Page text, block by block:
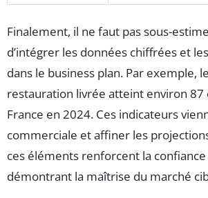
Finalement, il ne faut pas sous-
d’intégrer les données chiffrées et
dans le business plan. Par exemple,
restauration livrée atteint environ 87
France en 2024. Ces indicateurs
commerciale et affiner les
ces éléments renforcent la
démontrant la maîtrise du marché